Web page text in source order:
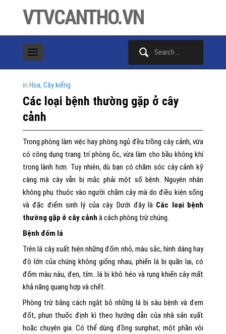
VTVCANTHO.VN
in Hoa, Cây kiểng
Các loại bệnh thường gặp ở cây
cảnh
Trong phòng làm việc hay phòng ngủ đều trồng cây cảnh, vừa
có công dụng trang trí phòng ốc, vừa làm cho bầu không khí
trong lành hơn. Tuy nhiên, dù bạn có chăm sóc cây cảnh kỹ
càng mà cây vẫn bị mắc phải một số bệnh. Nguyên nhân
không phụ thuộc vào người chăm cây mà do điều kiện sống
và đặc điểm sinh lý của cây. Dưới đây là Các loại bệnh
thường gặp ở cây cảnh à cách phòng trừ chúng.
Bệnh đốm lá
Trên lá cây xuất hiện những đốm nhỏ, màu sắc, hình dáng hay
độ lớn của chúng không giống nhau, phiến lá bị quăn lại, có
đốm màu nâu, đen, tím…lá bị khô héo và rụng khiến cây mất
khả năng quang hợp và chết.
Phòng trừ bằng cách ngắt bỏ những lá bị sâu bệnh và đem
đốt, phun thuốc định kì theo hướng dẫn của nhà sản xuất
hoặc chuyên gia. Có thể dùng đồng sunphat, một phần vôi